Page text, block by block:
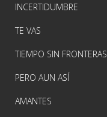
INCERTIDUMBRE
TE VAS
TIEMPO SIN FRONTERAS
PERO AUN ASÍ
AMANTES